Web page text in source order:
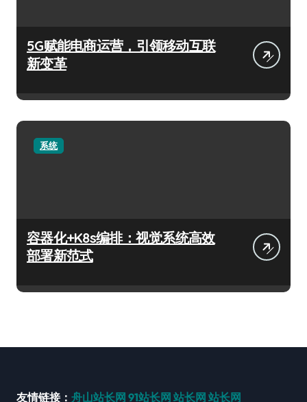
5G赋能电商运营，引领移动互联
新变革
系统
容器化+K8s编排：视觉系统高效
部署新范式
友情链接： 舟山站长网 91站长网 站长网 站长网